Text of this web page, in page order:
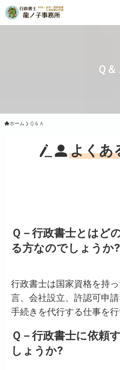
Ｑ＆
ホーム Ｑ＆Ａ
よくあ
Ｑ－行政書士とはど
る方なのでしょうか?
行政書士は国家資格を持
言、会社設立、許認可申
手続きを代行する仕事を行
Ｑ－行政書士に依頼
しょうか?